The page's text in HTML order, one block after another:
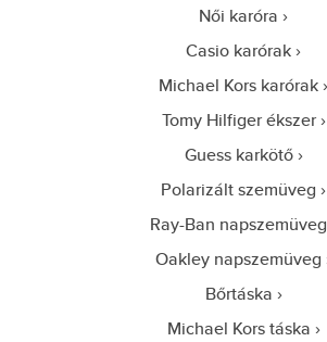
Női karóra
Casio karórak
Michael Kors karórak
Tomy Hilfiger ékszer
Guess karkötő
Polarizált szemüveg
Ray-Ban napszemüveg
Oakley napszemüveg
Bőrtáska
Michael Kors táska